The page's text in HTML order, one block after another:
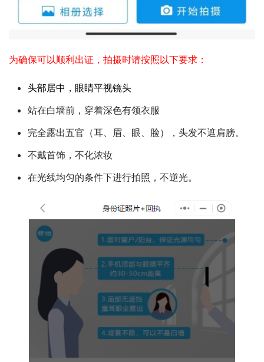
为确保可以顺利出证，拍摄时请按照以下要求：
头部居中，眼睛平视镜头
站在白墙前，穿着深色有领衣服
完全露出五官（耳、眉、眼、脸），头发不遮肩膀。
不戴首饰，不化浓妆
在光线均匀的条件下进行拍照，不逆光。